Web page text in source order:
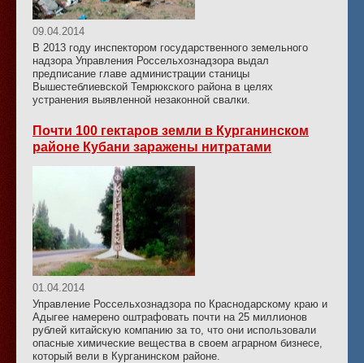
09.04.2014
В 2013 году инспектором государственного земельного
надзора Управления Россельхознадзора выдал
предписание главе администрации станицы
Вышестеблиевской Темрюкского района в целях
устранения выявленной незаконной свалки.
Почти 100 гектаров земли в Курганинском
районе Кубани заражены нитратами
01.04.2014
Управление Россельхознадзора по Краснодарскому краю и
Адыгее намерено оштрафовать почти на 25 миллионов
рублей китайскую компанию за то, что они использовали
опасные химические вещества в своем аграрном бизнесе,
который вели в Курганинском районе.